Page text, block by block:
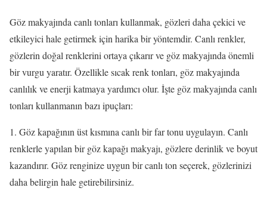
Göz makyajında canlı tonları kullanmak, gözleri daha çekici ve
etkileyici hale getirmek için harika bir yöntemdir. Canlı renkler,
gözlerin doğal renklerini ortaya çıkarır ve göz makyajında önemli
bir vurgu yaratır. Özellikle sıcak renk tonları, göz makyajında
canlılık ve enerji katmaya yardımcı olur. İşte göz makyajında canlı
tonları kullanmanın bazı ipuçları:
1. Göz kapağının üst kısmına canlı bir far tonu uygulayın. Canlı
renklerle yapılan bir göz kapağı makyajı, gözlere derinlik ve boyut
kazandırır. Göz renginize uygun bir canlı ton seçerek, gözlerinizi
daha belirgin hale getirebilirsiniz.